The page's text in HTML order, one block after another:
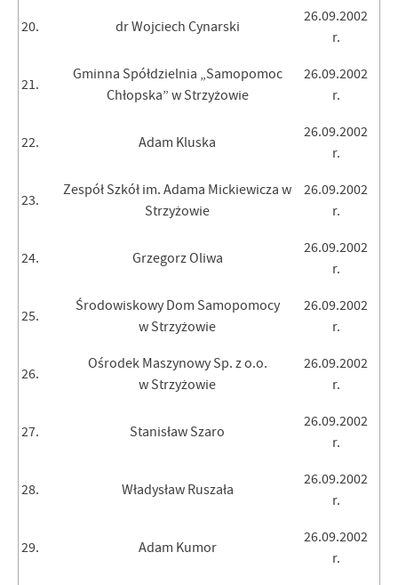
20. dr Wojciech Cynarski
26.09.2002
r.
21.
Gminna Spółdzielnia „Samopomoc
Chłopska” w Strzyżowie
26.09.2002
r.
22. Adam Kluska
26.09.2002
r.
23.
Zespół Szkół im. Adama Mickiewicza w
Strzyżowie
26.09.2002
r.
24. Grzegorz Oliwa
26.09.2002
r.
25.
Środowiskowy Dom Samopomocy
w Strzyżowie
26.09.2002
r.
26.
Ośrodek Maszynowy Sp. z o.o.
w Strzyżowie
26.09.2002
r.
27. Stanisław Szaro
26.09.2002
r.
28. Władysław Ruszała
26.09.2002
r.
29. Adam Kumor
26.09.2002
r.